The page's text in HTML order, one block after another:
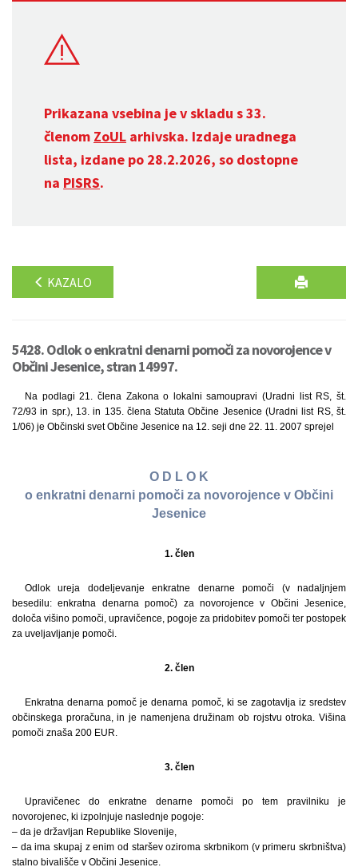
Prikazana vsebina je v skladu s 33.
členom ZoUL arhivska. Izdaje uradnega
lista, izdane po 28.2.2026, so dostopne
na PISRS.
KAZALO
5428. Odlok o enkratni denarni pomoči za novorojence v
Občini Jesenice, stran 14997.
Na podlagi 21. člena Zakona o lokalni samoupravi (Uradni list RS, št.
72/93 in spr.), 13. in 135. člena Statuta Občine Jesenice (Uradni list RS, št.
1/06) je Občinski svet Občine Jesenice na 12. seji dne 22. 11. 2007 sprejel
O D L O K
o enkratni denarni pomoči za novorojence v Občini
Jesenice
1. člen
Odlok ureja dodeljevanje enkratne denarne pomoči (v nadaljnjem
besedilu: enkratna denarna pomoč) za novorojence v Občini Jesenice,
določa višino pomoči, upravičence, pogoje za pridobitev pomoči ter postopek
za uveljavljanje pomoči.
2. člen
Enkratna denarna pomoč je denarna pomoč, ki se zagotavlja iz sredstev
občinskega proračuna, in je namenjena družinam ob rojstvu otroka. Višina
pomoči znaša 200 EUR.
3. člen
Upravičenec do enkratne denarne pomoči po tem pravilniku je
novorojenec, ki izpolnjuje naslednje pogoje:
– da je državljan Republike Slovenije,
– da ima skupaj z enim od staršev oziroma skrbnikom (v primeru skrbništva)
stalno bivališče v Občini Jesenice.